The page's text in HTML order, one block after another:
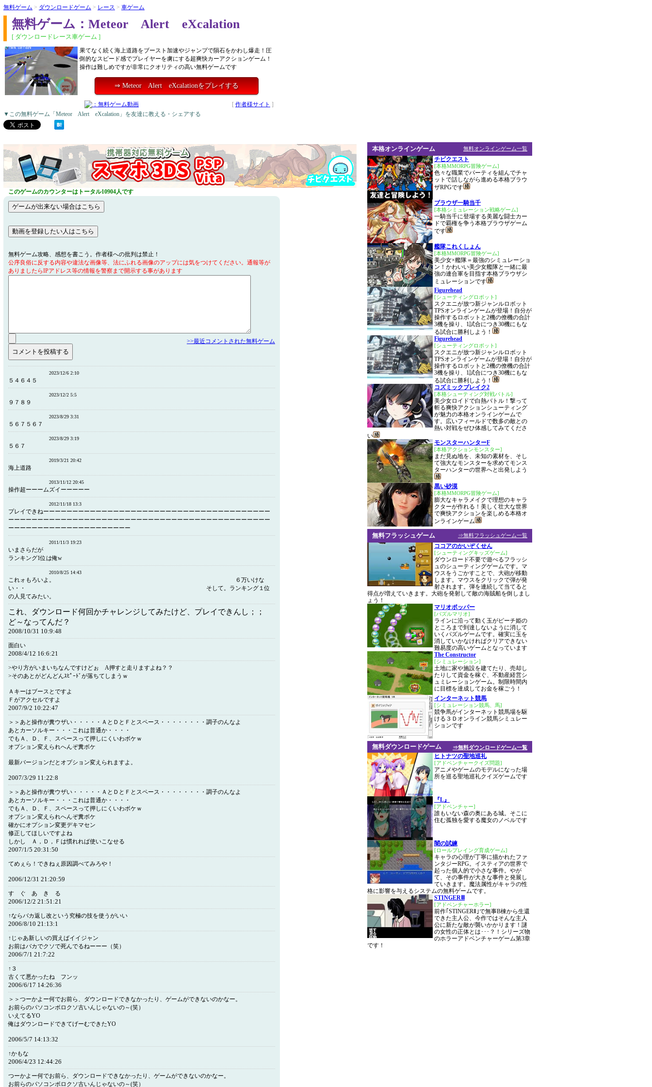
無料ゲーム > ダウンロードゲーム > レース > 車ゲーム
無料ゲーム：Meteor Alert eXcalation
[ ダウンロードレース車ゲーム ]
果てなく続く海上道路をブースト加速やジャンプで隕石をかわし爆走！圧
倒的なスピード感でプレイヤーを虜にする超爽快カーアクションゲーム！
操作は難しめですが非常にクオリティの高い無料ゲームです
⇒ Meteor Alert eXcalationをプレイする
[ 作者様サイト ]
▼この無料ゲーム「Meteor Alert eXcalation」を友達に教える・シェアする
このゲームのカウンターはトータル10904人です
無料ゲーム攻略、感想を書こう。作者様への批判は禁止！
公序良俗に反する内容や違法な画像等、法にふれる画像のアップには気をつけてください。通報等が
ありましたらIPアドレス等の情報を警察まで開示する事があります
>>最近コメントされた無料ゲーム
2023/12/6 2:10
５４６４５
2023/12/2 5:5
９７８９
2023/8/29 3:31
５６７５６７
2023/8/29 3:19
５６７
2019/3/21 20:42
海上道路
2013/11/12 20:45
操作超ーーームズイーーーーー
2012/11/18 13:3
プレイできねーーーーーーーーーーーーーーーーーーーーーーーーーーーーーーーーーーーーーーー
ーーーーーーーーーーーーーーーーーーーーーーーーーーーーーーーーーーーーーーーーーーーーー
ーーーーーーーーーーーーーーーーーーーーー
2011/11/3 19:23
いまさらだが
ランキング1位は俺w
2010/8/25 14:43
これォもろいよ。 ６万いけな
い・・ そして。ランキング１位
の人見てみたい。
これ、ダウンロード何回かチャレンジしてみたけど、プレイできんし；；
ど～なってんだ？
2008/10/31 10:9:48
面白い
2008/4/12 16:6:21
>やり方がいまいちなんですけどぉ A押すと走りますよね？？
>そのあとがどんどんｽﾋﾟｰﾄﾞが落ちてしまうｗ
Ａキーはブースとですよ
Ｆがアクセルですよ
2007/9/2 10:22:47
＞＞あと操作が糞ウザい・・・・・ＡとＤとＦとスペース・・・・・・・・調子のんなよ
あとカーソルキー・・・これは普通か・・・・
でもＡ、Ｄ、Ｆ、スペースって押しにくいわボケｗ
オプション変えられへんぞ糞ボケ
最新バージョンだとオプション変えられますよ。
2007/3/29 11:22:8
＞＞あと操作が糞ウザい・・・・・ＡとＤとＦとスペース・・・・・・・・調子のんなよ
あとカーソルキー・・・これは普通か・・・・
でもＡ、Ｄ、Ｆ、スペースって押しにくいわボケｗ
オプション変えられへんぞ糞ボケ
確かにオプション変更デキマセン
修正してほしいですよね
しかし Ａ，Ｄ，Ｆは慣れれば使いこなせる
2007/1/5 20:31:50
てめぇら！できねぇ原因調べてみろや！
2006/12/31 21:20:59
す ぐ あ き る
2006/12/2 21:51:21
↑ならバカ返し改という究極の技を使うがいい
2006/8/10 21:13:1
↑じゃあ新しいの買えばイイジャン
お前はバカでクソで死んでるねーーー（笑）
2006/7/1 21:7:22
↑３
古くて悪かったね フンッ
2006/6/17 14:26:36
＞＞つーかよー何でお前ら、ダウンロードできなかったり、ゲームができないのかなー。
お前らのパソコンボロクソ古いんじゃないの～(笑）
いえてるYO
俺はダウンロードできてげーむできたYO
2006/5/7 14:13:32
↑かもな
2006/4/23 12:44:26
つーかよー何でお前ら、ダウンロードできなかったり、ゲームができないのかなー。
お前らのパソコンボロクソ古いんじゃないの～(笑）
無料オンラインゲーム一覧
本格オンラインゲーム
チビクエスト
[本格MMORPG冒険ゲーム]
色々な職業でパーティを組んでチャ
ットで話しながら進める本格ブラウ
ザRPGです
ブラウザ一騎当千
[本格シミュレーション戦略ゲーム]
一騎当千に登場する美麗な闘士カー
ドで覇権を争う本格ブラウザゲーム
です
艦隊これくしょん
[本格MMORPG冒険ゲーム]
美少女×艦隊＝最強のシミュレーショ
ン！かわいい美少女艦隊と一緒に最
強の連合軍を目指す本格ブラウザシ
ミュレーションです
Figurehead
[シューティングロボット]
スクエニが放つ新ジャンルロボット
TPSオンラインゲームが登場！自分が
操作するロボットと2機の僚機の合計
3機を操り、1試合につき30機にもな
る試合に勝利しよう！
Figurehead
[シューティングロボット]
スクエニが放つ新ジャンルロボット
TPSオンラインゲームが登場！自分が
操作するロボットと2機の僚機の合計
3機を操り、1試合につき30機にもな
る試合に勝利しよう！
コズミックブレイク2
[本格シューティング対戦バトル]
美少女ロイドで白熱バトル！撃って
斬る爽快アクションシューティング
が魅力の本格オンラインゲームで
す。広いフィールドで数多の敵との
熱い対戦をぜひ体感してみてくださ
い
モンスターハンターF
[本格アクションモンスター]
まだ見ぬ地を、未知の素材を、そし
て強大なモンスターを求めてモンス
ターハンターの世界へと出発しよう
黒い砂漠
[本格MMORPG冒険ゲーム]
膨大なキャラメイクで理想のキャラ
クターが作れる！美しく壮大な世界
で爽快アクションを楽しめる本格オ
ンラインゲーム
⇒無料フラッシュゲーム一覧
無料フラッシュゲーム
ココアのかいぞくせん
[シューティングキッズゲーム]
ダウンロード不要で遊べるフラッシ
ュのシューティングゲームです。マ
ウスをうごかすことで、大砲が移動
します。マウスをクリックで弾が発
射されます。弾を連続して当てると
得点が増えていきます。大砲を発射して敵の海賊船を倒しまし
ょう！
マリオポッパー
[パズルマリオ]
ラインに沿って動く玉がピーチ姫の
ところまで到達しないように消して
いくパズルゲームです。確実に玉を
消していかなければクリアできない
難易度の高いゲームとなっています
The Constructor
[シミュレーション]
土地に家や施設を建てたり、売却し
たりして資金を稼ぐ、不動産経営シ
ュミレーションゲーム。制限時間内
に目標を達成してお金を稼ごう！
インターネット競馬
[シミュレーション競馬、馬]
競争馬がインターネット競馬場を駆
ける３Ｄオンライン競馬シミュレー
ションです
⇒無料ダウンロードゲーム一覧
無料ダウンロードゲーム
ヒトナツの聖地巡礼
[アドベンチャークイズ問題]
アニメやゲームのモデルになった場
所を巡る聖地巡礼クイズゲームです
『L』
[アドベンチャー]
誰もいない森の奥にある城。そこに
住む孤独を愛する魔女のノベルです
闇の試練
[ロールプレイング育成ゲーム]
キャラの心理が丁寧に描かれたファ
ンタジーRPG。イスティアの世界で
起った個人的で小さな事件。やが
て、その事件が大きな事件と発展し
ていきます。魔法属性がキャラの性
格に影響を与えるシステムの無料ゲームです。
STINGERⅢ
[アドベンチャーホラー]
前作｢STINGERⅡ｣で無事B棟から生還
できた主人公、今作ではそんな主人
公に新たな敵が襲いかかります！謎
の女性の正体とは･･･？！シリーズ物
のホラーアドベンチャーゲーム第3章
です！